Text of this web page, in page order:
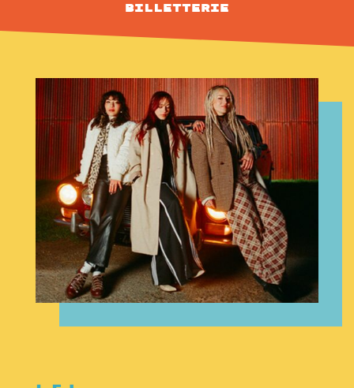
Billetterie